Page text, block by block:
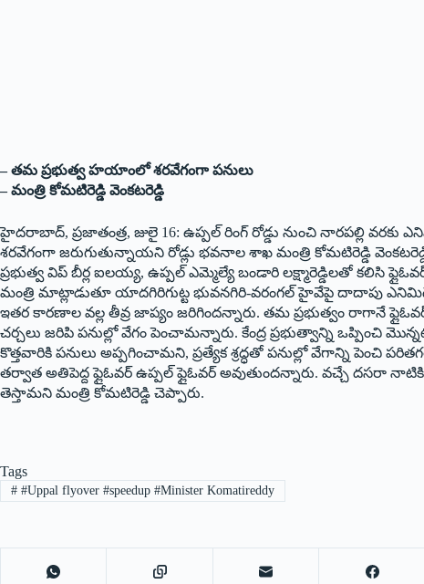
– తమ ప్రభుత్వ హయాంలో శరవేగంగా పనులు
– మంత్రి కోమటిరెడ్డి వెంకటరెడ్డి
హైదరాబాద్‌, ప్రజాతంత్ర, జులై 16: ఉప్పల్‌ రింగ్‌ రోడ్డు నుంచి నారపల్లి వరకు
శరవేగంగా జరుగుతున్నాయని రోడ్లు భవనాల శాఖ మంత్రి కోమటిరెడ్డి
ప్రభుత్వ విప్‌ బీర్ల ఐలయ్య, ఉప్పల్‌ ఎమ్మెల్యే బండారి లక్ష్మారెడ్డిలతో కలిసి
మంత్రి మాట్లాడుతూ యాదగిరిగుట్ట భువనగిరి-వరంగల్‌ హైవేపై దాదాపు ఎనిమిదేళ్ల
ఇతర కారణాల వల్ల తీవ్ర జాప్యం జరిగిందన్నారు. తమ ప్రభుత్వం రాగానే
చర్చలు జరిపి పనుల్లో వేగం పెంచామన్నారు. కేంద్ర ప్రభుత్వాన్ని ఒప్పించి
కొత్తవారికి పనులు అప్పగించామని, ప్రత్యేక శ్రద్ధతో పనుల్లో వేగాన్ని పెంచి
తర్వాత అతిపెద్ద ఫ్లైఓవర్‌ ఉప్పల్‌ ఫ్లైఓవర్‌ అవుతుందన్నారు. వచ్చే దసరా నాటికి
తెస్తామని మంత్రి కోమటిరెడ్డి చెప్పారు.
Tags
##Uppal flyover #speedup #Minister Komatireddy